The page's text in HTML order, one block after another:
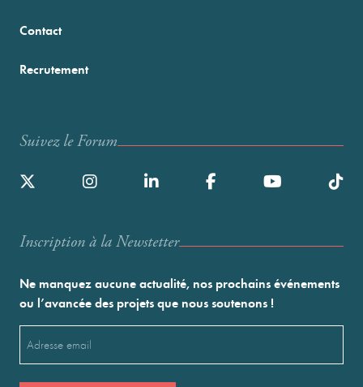
Contact
Recrutement
Suivez le Forum
Inscription à la Newstetter
Ne manquez aucune actualité, nos prochains événements
ou l’avancée des projets que nous soutenons !
(Nécessaire)